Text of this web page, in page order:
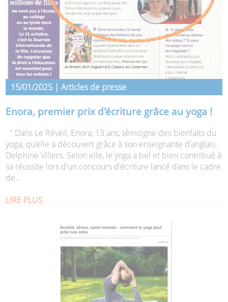
15/01/2025 | Articles de presse
Enora, premier prix d'écriture grâce au yoga !
" Dans Le Réveil, Enora, 13 ans, témoigne des bienfaits du
yoga, qu'elle a découvert grâce à son enseignante d'anglais,
Delphine Villers. Selon elle, le yoga a bel et bien contribué à
sa réussite lors d'un concours d'écriture lancé dans le cadre
de...
LIRE PLUS